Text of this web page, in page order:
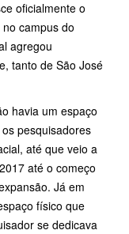
oficialmente o
campus do
agregou
tanto de São José
havia um espaço
pesquisadores
até que veio a
até o começo
Já em
físico que
se dedicava